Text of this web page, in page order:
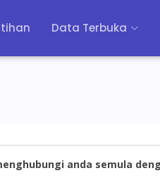
Data Terbuka
anda semula